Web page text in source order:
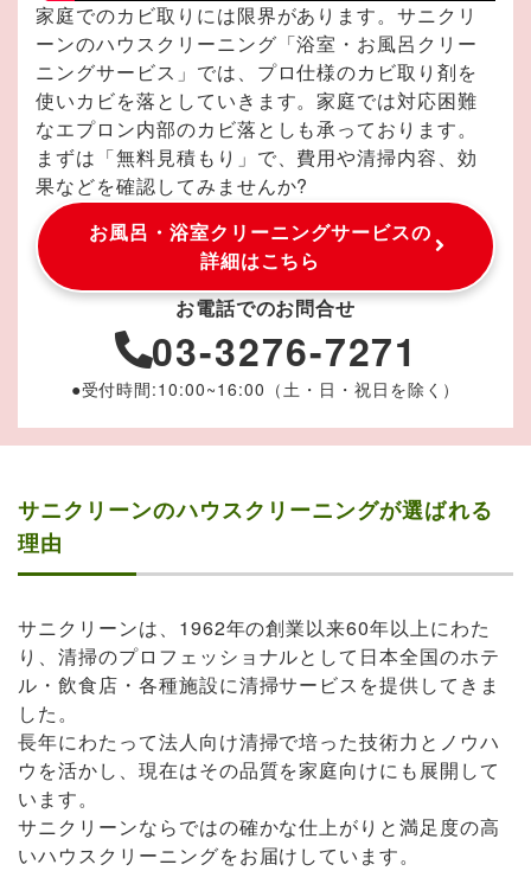
家庭でのカビ取りには限界があります。サニクリ
ーンのハウスクリーニング「浴室・お風呂クリー
ニングサービス」では、プロ仕様のカビ取り剤を
使いカビを落としていきます。家庭では対応困難
なエプロン内部のカビ落としも承っております。
まずは「無料見積もり」で、費用や清掃内容、効
果などを確認してみませんか?
お風呂・浴室クリーニングサービスの
詳細はこちら
お電話でのお問合せ
03-3276-7271
●受付時間:10:00~16:00（土・日・祝日を除く）
サニクリーンのハウスクリーニングが選ばれる
理由
サニクリーンは、1962年の創業以来60年以上にわた
り、清掃のプロフェッショナルとして日本全国のホテ
ル・飲食店・各種施設に清掃サービスを提供してきま
した。
長年にわたって法人向け清掃で培った技術力とノウハ
ウを活かし、現在はその品質を家庭向けにも展開して
います。
サニクリーンならではの確かな仕上がりと満足度の高
いハウスクリーニングをお届けしています。